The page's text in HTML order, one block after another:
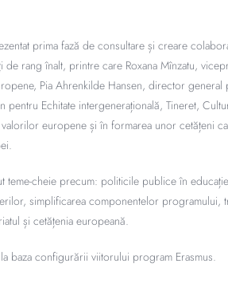
prima fază de consultare și creare
de rang înalt, printre care Roxana Mînzatu,
Pia Ahrenkilde Hansen, director general
Echitate intergenerațională, Tineret,
europene și în formarea unor cetățeni
cheie precum: politicile publice în
simplificarea componentelor programului,
și cetățenia europeană.
baza configurării viitorului program Erasmus.